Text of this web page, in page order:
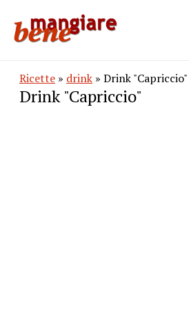
Ricette » drink » Drink "Capriccio"
Drink "Capriccio"